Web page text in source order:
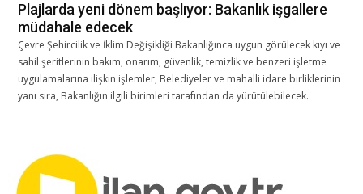
Plajlarda yeni dönem başlıyor: Bakanlık işgallere
müdahale edecek
Çevre Şehircilik ve İklim Değişikliği Bakanlığınca uygun görülecek kıyı ve
sahil şeritlerinin bakım, onarım, güvenlik, temizlik ve benzeri işletme
uygulamalarına ilişkin işlemler, Belediyeler ve mahalli idare birliklerinin
yanı sıra, Bakanlığın ilgili birimleri tarafından da yürütülebilecek.